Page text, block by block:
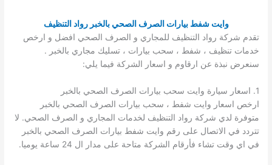
وايت شفط بيارات الصرف الصحي بالخبر رواد التنظيف
تقدم شركة رواد التنظيف للمجاري و الصرف الصحي افضل و ارخص
خدمات تنظيف ، شفط ، سحب بيارات ، تسليك مجاري بالخبر .
سنعرض نبذة عن ارقاوم و اسعار الشركة فيما يلي:
1. اسعار سيارة وايت سحب بيارات الصرف الصحي بالخبر
ارخص اسعار وايت شفط ، سحب بيارات الصرف الصحي بالخبر
متوفرة لدي شركة رواد التنظيف لخدمات المجاري و الصرف الصحي. لا
تتردد في الاتصال على رقم وايت شفط بيارات الصرف الصحي بالخبر
في اي وقت تشاء فأرقام الشركة متاحة على مدار ال 24 ساعة يوميا.